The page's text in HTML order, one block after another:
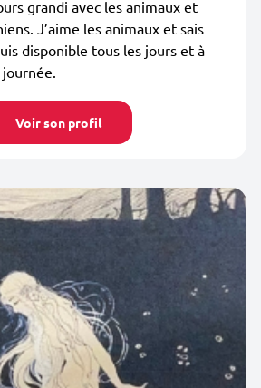
grandi avec les animaux et
J’aime les animaux et sais
disponible tous les jours et à
Voir son profil